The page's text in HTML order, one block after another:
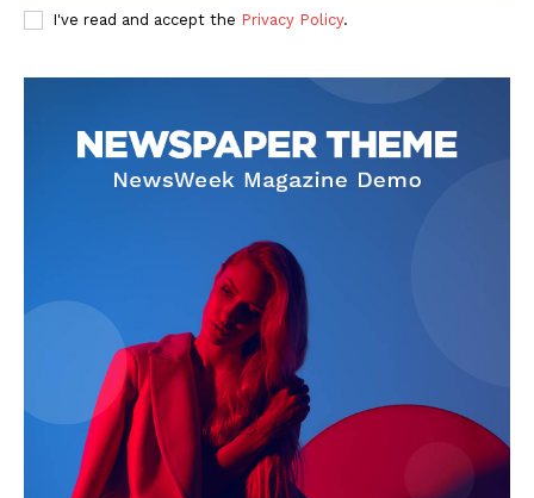
I've read and accept the Privacy Policy.